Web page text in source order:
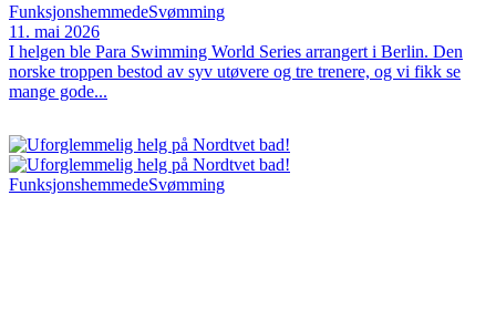
FunksjonshemmedeSvømming
11. mai 2026
I helgen ble Para Swimming World Series arrangert i Berlin. Den
norske troppen bestod av syv utøvere og tre trenere, og vi fikk se
mange gode...
FunksjonshemmedeSvømming